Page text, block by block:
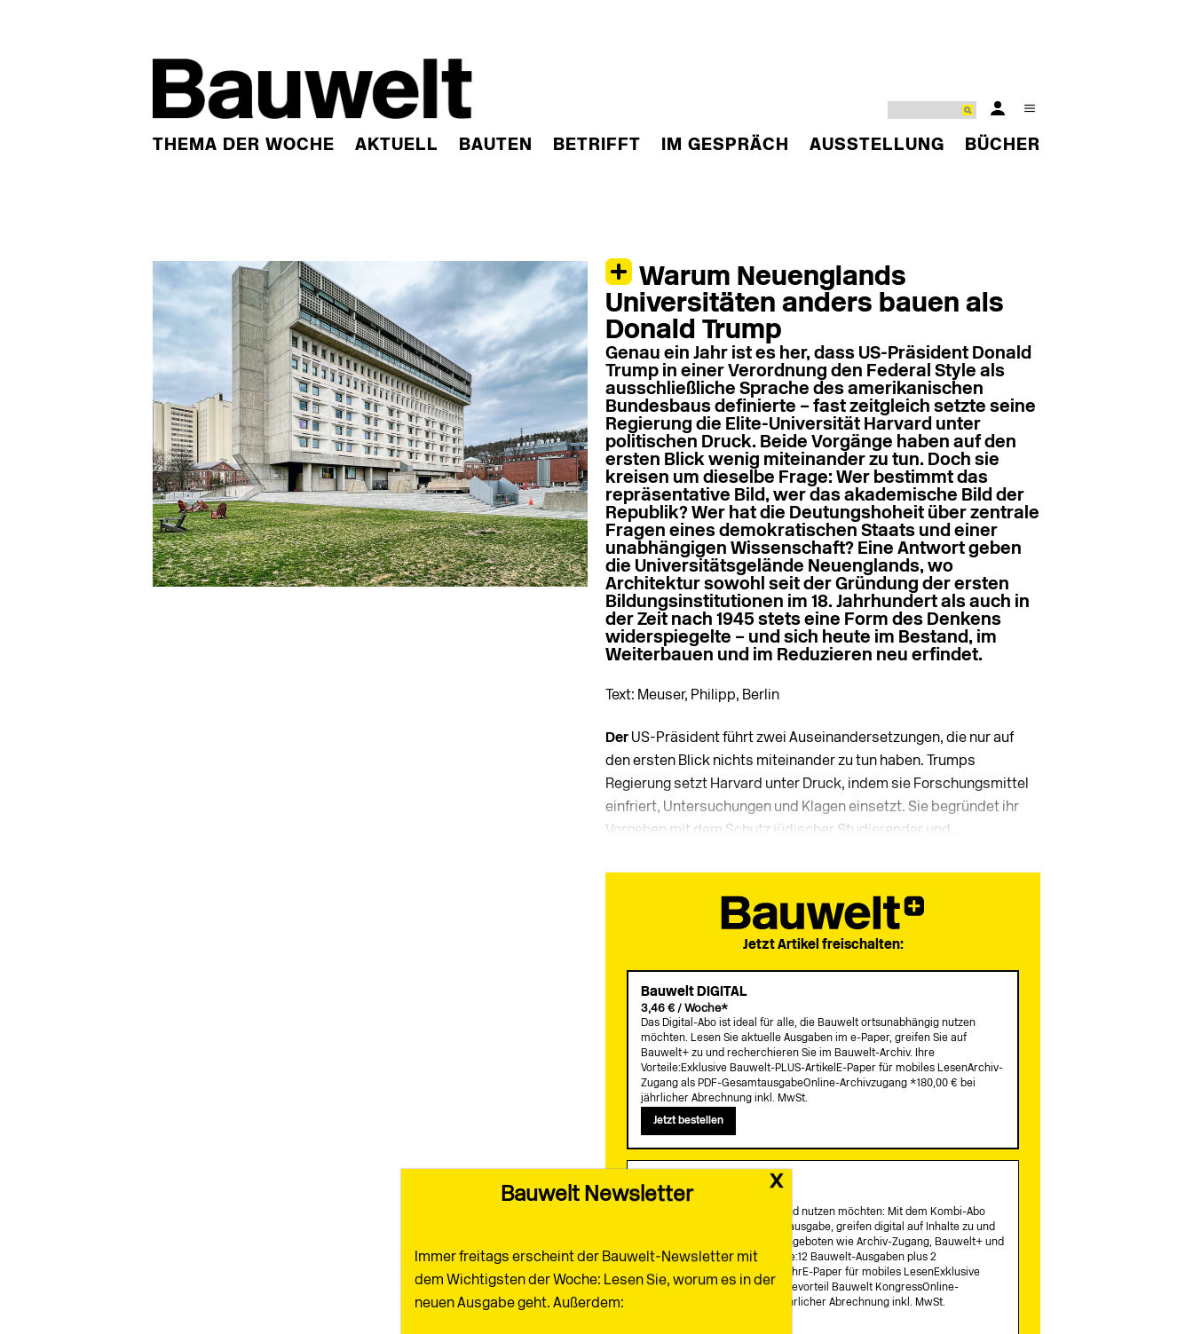
THEMA DER WOCHE AKTUELL BAUTEN BETRIFFT IM GESPRÄCH AUSSTELLUNG BÜCHER
Warum Neuenglands
Universitäten anders bauen als
Donald Trump
Genau ein Jahr ist es her, dass US-Präsident Donald
Trump in einer Verordnung den Federal Style als
ausschließliche Sprache des amerikanischen
Bundesbaus definierte – fast zeitgleich setzte seine
Regierung die Elite-Universität Harvard unter
politischen Druck. Beide Vorgänge haben auf den
ersten Blick wenig miteinander zu tun. Doch sie
kreisen um dieselbe Frage: Wer bestimmt das
repräsentative Bild, wer das akademische Bild der
Republik? Wer hat die Deutungshoheit über zentrale
Fragen eines demokratischen Staats und einer
unabhängigen Wissenschaft? Eine Antwort geben
die Universitätsgelände Neuenglands, wo
Architektur sowohl seit der Gründung der ersten
Bildungsinstitutionen im 18. Jahrhundert als auch in
der Zeit nach 1945 stets eine Form des Denkens
widerspiegelte – und sich heute im Bestand, im
Weiterbauen und im Reduzieren neu erfindet.
Text: Meuser, Philipp, Berlin
Der US-Präsident führt zwei Auseinandersetzungen, die nur auf
den ersten Blick nichts miteinander zu tun haben. Trumps
Regierung setzt Harvard unter Druck, indem sie Forschungsmittel
einfriert, Untersuchungen und Klagen einsetzt. Sie begründet ihr
Vorgehen mit dem Schutz jüdischer Studierender und...
Jetzt Artikel freischalten:
Bauwelt DIGITAL
3,46 € / Woche*
Das Digital-Abo ist ideal für alle, die Bauwelt ortsunabhängig nutzen
möchten. Lesen Sie aktuelle Ausgaben im e-Paper, greifen Sie auf
Bauwelt+ zu und recherchieren Sie im Bauwelt-Archiv. Ihre
Vorteile:Exklusive Bauwelt-PLUS-ArtikelE-Paper für mobiles LesenArchiv-
Zugang als PDF-GesamtausgabeOnline-Archivzugang *180,00 € bei
jährlicher Abrechnung inkl. MwSt.
Jetzt bestellen
Bauwelt KOMBI
7,88 € / Woche*
Für alle, die Bauwelt umfassend nutzen möchten: Mit dem Kombi-Abo
lesen Sie die Bauwelt als Printausgabe, greifen digital auf Inhalte zu und
profitieren von zusätzlichen Angeboten wie Archiv-Zugang, Bauwelt+ und
Bauwelt Kongress. Ihre Vorteile:12 Bauwelt-Ausgaben plus 2
StadtBauwelt-Ausgaben pro JahrE-Paper für mobiles LesenExklusive
Bauwelt-PLUS-ArtikelTeilnahmevorteil Bauwelt KongressOnline-
Archivzugang *410,00 € bei jährlicher Abrechnung inkl. MwSt.
x
Bauwelt Newsletter
Immer freitags erscheint der Bauwelt-Newsletter mit
dem Wichtigsten der Woche: Lesen Sie, worum es in der
neuen Ausgabe geht. Außerdem: